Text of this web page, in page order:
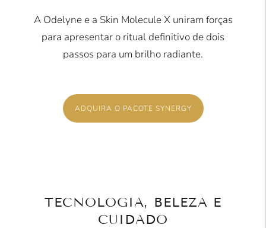
A Odelyne e a Skin Molecule X uniram forças
para apresentar o ritual definitivo de dois
passos para um brilho radiante.
ADQUIRA O PACOTE SYNERGY
TECNOLOGIA, BELEZA E
CUIDADO